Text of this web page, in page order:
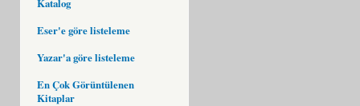
Eser'e göre listeleme
Yazar'a göre listeleme
En Çok Görüntülenen
Kitaplar